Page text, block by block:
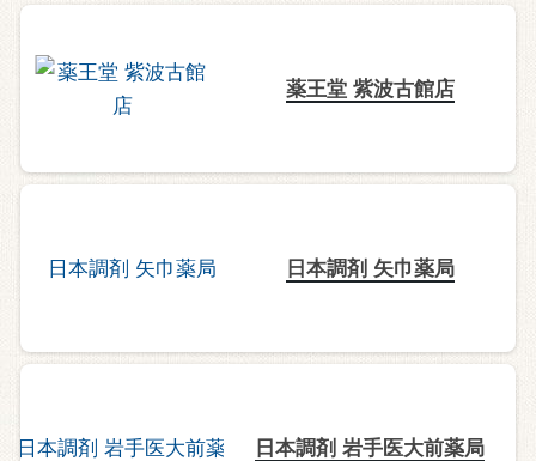
薬王堂 紫波古館店
日本調剤 矢巾薬局
日本調剤 岩手医大前薬局